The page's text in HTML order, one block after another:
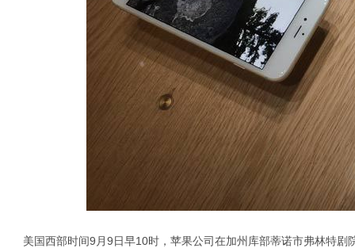
美国西部时间9月9日早10时，苹果公司在加州库部蒂诺市弗林特